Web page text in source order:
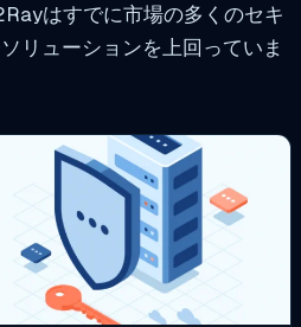
はすでに市場の多くのセキ
リューションを上回っていま